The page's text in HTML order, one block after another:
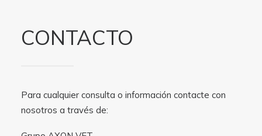
CONTACTO
Para cualquier consulta o información contacte con
nosotros a través de: